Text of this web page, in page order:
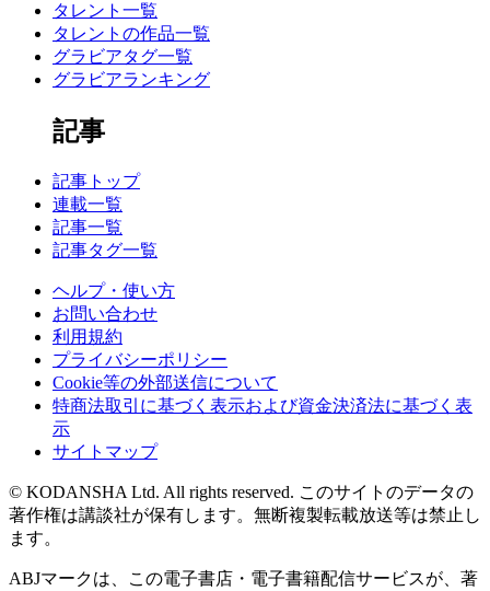
タレント一覧
タレントの作品一覧
グラビアタグ一覧
グラビアランキング
記事
記事トップ
連載一覧
記事一覧
記事タグ一覧
ヘルプ・使い方
お問い合わせ
利用規約
プライバシーポリシー
Cookie等の外部送信について
特商法取引に基づく表示および資金決済法に基づく表
示
サイトマップ
© KODANSHA Ltd. All rights reserved. このサイトのデータの
著作権は講談社が保有します。無断複製転載放送等は禁止し
ます。
ABJマークは、この電子書店・電子書籍配信サービスが、著